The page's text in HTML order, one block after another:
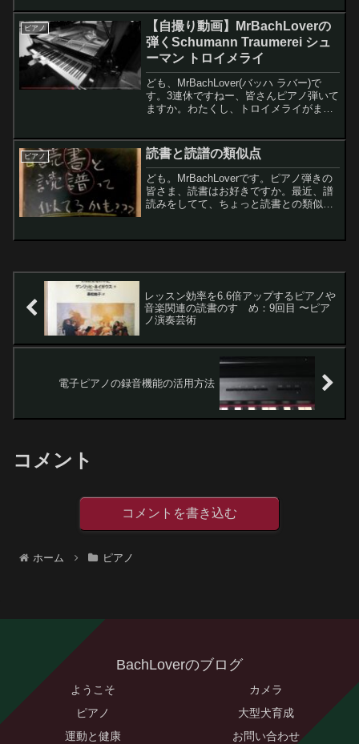
チしている（とわたくしが感じている）
ロシア奏法の基...
ピアノ
【自撮り動画】MrBachLoverの
弾くSchumann Traumerei シュ
ーマン トロイメライ
ども、MrBachLover(バッハ ラバー)で
す。3連休ですねー、皆さんピアノ弾いて
ますか。わたくし、トロイメライがまー
メライ大好きな曲だよ。弾いてみてどう
だった？わ...
ピアノ 読書と読譜の類似点
ども。MrBachLoverです。ピアノ弾きの
皆さま、読書はお好きですか。最近、譜
読みをしてて、ちょっと読書との類似点
と音符は別モノだよ。共通するところな
レッスン効率を6.6倍アップするピアノや
音楽関連の読書のすゝめ：9回目 〜ピア
ノ演奏芸術
電子ピアノの録音機能の活用方法
コメント
コメントを書き込む
ホーム ピアノ
BachLoverのブログ
ようこそ
カメラ
ピアノ
大型犬育成
運動と健康
お問い合わせ